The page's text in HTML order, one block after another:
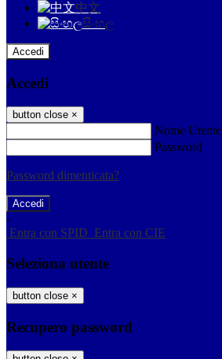
中文
සිංහල
Accedi
Accedi
button close ×
Nome Utente
Password
Password dimenticata?
-
Entra con SPID Entra con CIE
Seleziona utente
button close ×
Recupero password